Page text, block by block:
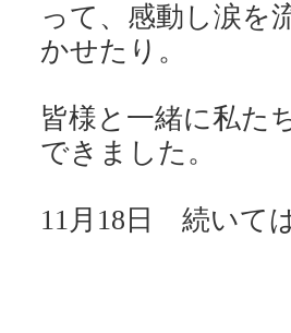
って、感動し涙を
かせたり。
皆様と一緒に私た
できました。
11月18日 続いて